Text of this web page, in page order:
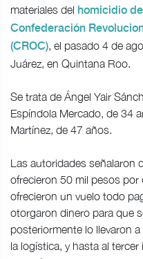
materiales del homicidio
Confederación
(CROC), el pasado 4 de
Juárez, en Quintana Roo.
Se trata de Ángel Yair
Espíndola Mercado, de 34
Martínez, de 47 años.
Las autoridades señalaron
ofrecieron 50 mil pesos por
ofrecieron un vuelo todo
otorgaron dinero para que
posteriormente lo llevaron
la logística, y hasta al